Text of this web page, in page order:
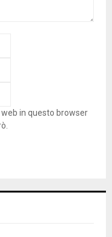
in questo browser